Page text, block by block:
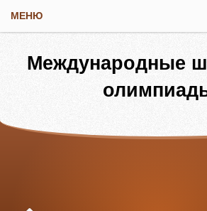
Международные
МЕНЮ